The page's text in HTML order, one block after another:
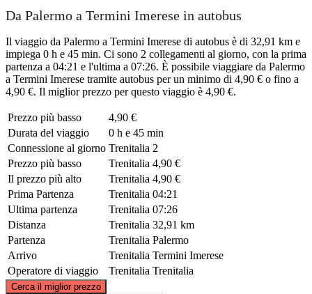
Da Palermo a Termini Imerese in autobus
Il viaggio da Palermo a Termini Imerese di autobus è di 32,91 km e
impiega 0 h e 45 min. Ci sono 2 collegamenti al giorno, con la prima
partenza a 04:21 e l'ultima a 07:26. È possibile viaggiare da Palermo
a Termini Imerese tramite autobus per un minimo di 4,90 € o fino a
4,90 €. Il miglior prezzo per questo viaggio è 4,90 €.
Prezzo più basso
4,90 €
Durata del viaggio
0 h e 45 min
Connessione al giorno Trenitalia 2
Prezzo più basso
Trenitalia 4,90 €
Il prezzo più alto
Trenitalia 4,90 €
Prima Partenza
Trenitalia 04:21
Ultima partenza
Trenitalia 07:26
Distanza
Trenitalia 32,91 km
Partenza
Trenitalia Palermo
Arrivo
Trenitalia Termini Imerese
Operatore di viaggio
Trenitalia Trenitalia
Cerca il miglior prezzo
©CARTO, ©